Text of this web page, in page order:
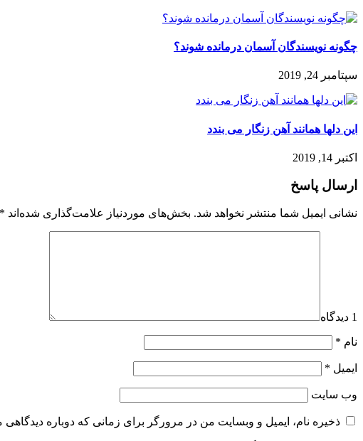
چگونه نويسندگان آسمان درمانده شوند؟
سپتامبر 24, 2019
این دلها همانند آهن زنگار می بندد
اکتبر 14, 2019
ارسال پاسخ
نشانی ایمیل شما منتشر نخواهد شد. بخش‌های موردنیاز علامت‌گذاری شده‌اند *
1 دیدگاه
نام *
ایمیل *
وب‌ سایت
ذخیره نام، ایمیل و وبسایت من در مرورگر برای زمانی که دوباره